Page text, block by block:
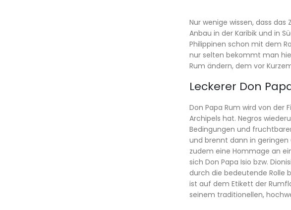
Nur wenige wissen, dass
Anbau in der Karibik und in
Philippinen schon mit dem
nur selten bekommt man
Rum ändern, dem vor
Leckerer Don
Don Papa Rum wird von der
Archipels hat. Negros
Bedingungen und
und brennt dann in
zudem eine Hommage an
sich Don Papa Isio bzw.
durch die bedeutende Rolle
ist auf dem Etikett der
seinem traditionellen,